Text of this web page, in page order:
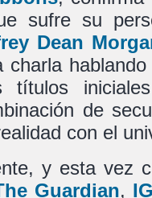
sufre su
Dean
charla
títulos
de
con el
y esta vez
Guardian,